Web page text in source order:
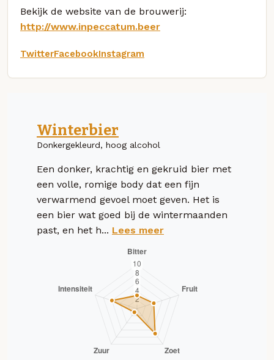
Bekijk de website van de brouwerij:
http://www.inpeccatum.beer
TwitterFacebookInstagram
Winterbier
Donkergekleurd, hoog alcohol
Een donker, krachtig en gekruid bier met
een volle, romige body dat een fijn
verwarmend gevoel moet geven. Het is
een bier wat goed bij de wintermaanden
past, en het h... Lees meer